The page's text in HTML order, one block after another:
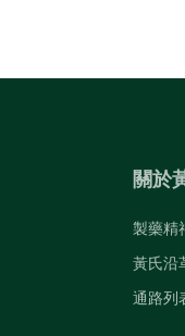
關於
製藥精
黃氏沿
通路列